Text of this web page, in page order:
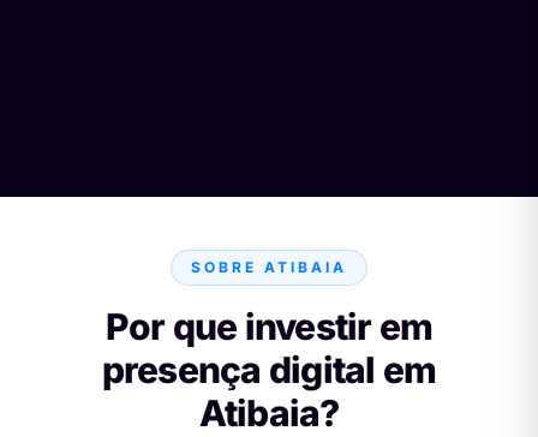
SOBRE ATIBAIA
Por que investir em
presença digital em
Atibaia?